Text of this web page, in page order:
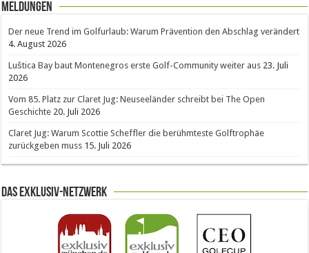
Meldungen
Der neue Trend im Golfurlaub: Warum Prävention den Abschlag verändert
4. August 2026
Luštica Bay baut Montenegros erste Golf-Community weiter aus 23. Juli
2026
Vom 85. Platz zur Claret Jug: Neuseeländer schreibt bei The Open
Geschichte 20. Juli 2026
Claret Jug: Warum Scottie Scheffler die berühmteste Golftrophäe
zurückgeben muss 15. Juli 2026
Das Exklusiv-Netzwerk